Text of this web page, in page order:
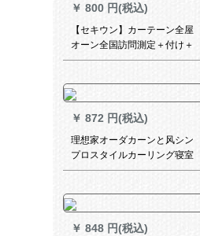
￥ 800 円(税込)
【セキウン】カーテーン全屋
オーン全国訪問測定＋付け＋
全屋カーン無料設計で測定定
ービサービサービサービサー
ビサービサービースススはカ
ーススタビビースによって確
認されました。
￥ 872 円(税込)
理想家オーダカーンと风シン
プロスタイルカーリング寝室
日本记忆定型1级遮光布カータ
ャン毎米
￥ 848 円(税込)